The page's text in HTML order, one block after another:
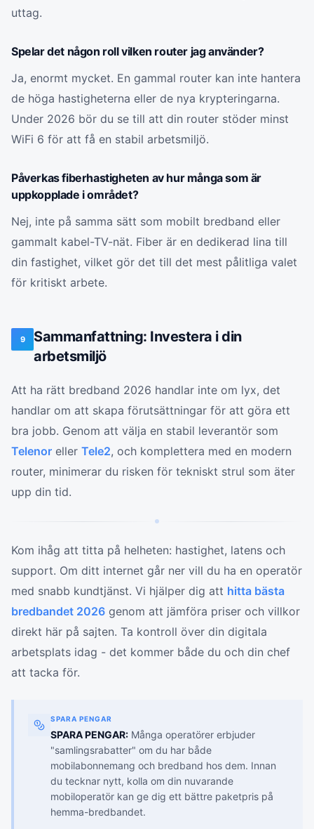
uttag.
Spelar det någon roll vilken router jag använder?
Ja, enormt mycket. En gammal router kan inte hantera
de höga hastigheterna eller de nya krypteringarna.
Under 2026 bör du se till att din router stöder minst
WiFi 6 för att få en stabil arbetsmiljö.
Påverkas fiberhastigheten av hur många som är
uppkopplade i området?
Nej, inte på samma sätt som mobilt bredband eller
gammalt kabel-TV-nät. Fiber är en dedikerad lina till
din fastighet, vilket gör det till det mest pålitliga valet
för kritiskt arbete.
9
Sammanfattning: Investera i din
arbetsmiljö
Att ha rätt bredband 2026 handlar inte om lyx, det
handlar om att skapa förutsättningar för att göra ett
bra jobb. Genom att välja en stabil leverantör som
Telenor eller Tele2, och komplettera med en modern
router, minimerar du risken för tekniskt strul som äter
upp din tid.
Kom ihåg att titta på helheten: hastighet, latens och
support. Om ditt internet går ner vill du ha en operatör
med snabb kundtjänst. Vi hjälper dig att hitta bästa
bredbandet 2026 genom att jämföra priser och villkor
direkt här på sajten. Ta kontroll över din digitala
arbetsplats idag - det kommer både du och din chef
att tacka för.
SPARA PENGAR
SPARA PENGAR: Många operatörer erbjuder
"samlingsrabatter" om du har både
mobilabonnemang och bredband hos dem. Innan
du tecknar nytt, kolla om din nuvarande
mobiloperatör kan ge dig ett bättre paketpris på
hemma-bredbandet.